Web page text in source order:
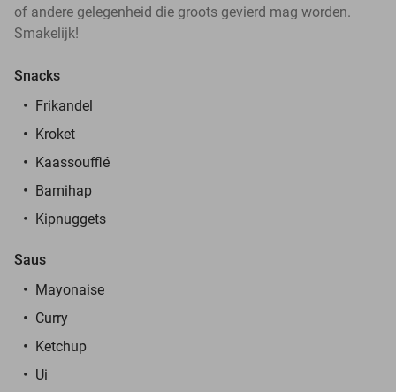
of andere gelegenheid die groots gevierd mag worden.
Smakelijk!
Snacks
Frikandel
Kroket
Kaassoufflé
Bamihap
Kipnuggets
Saus
Mayonaise
Curry
Ketchup
Ui